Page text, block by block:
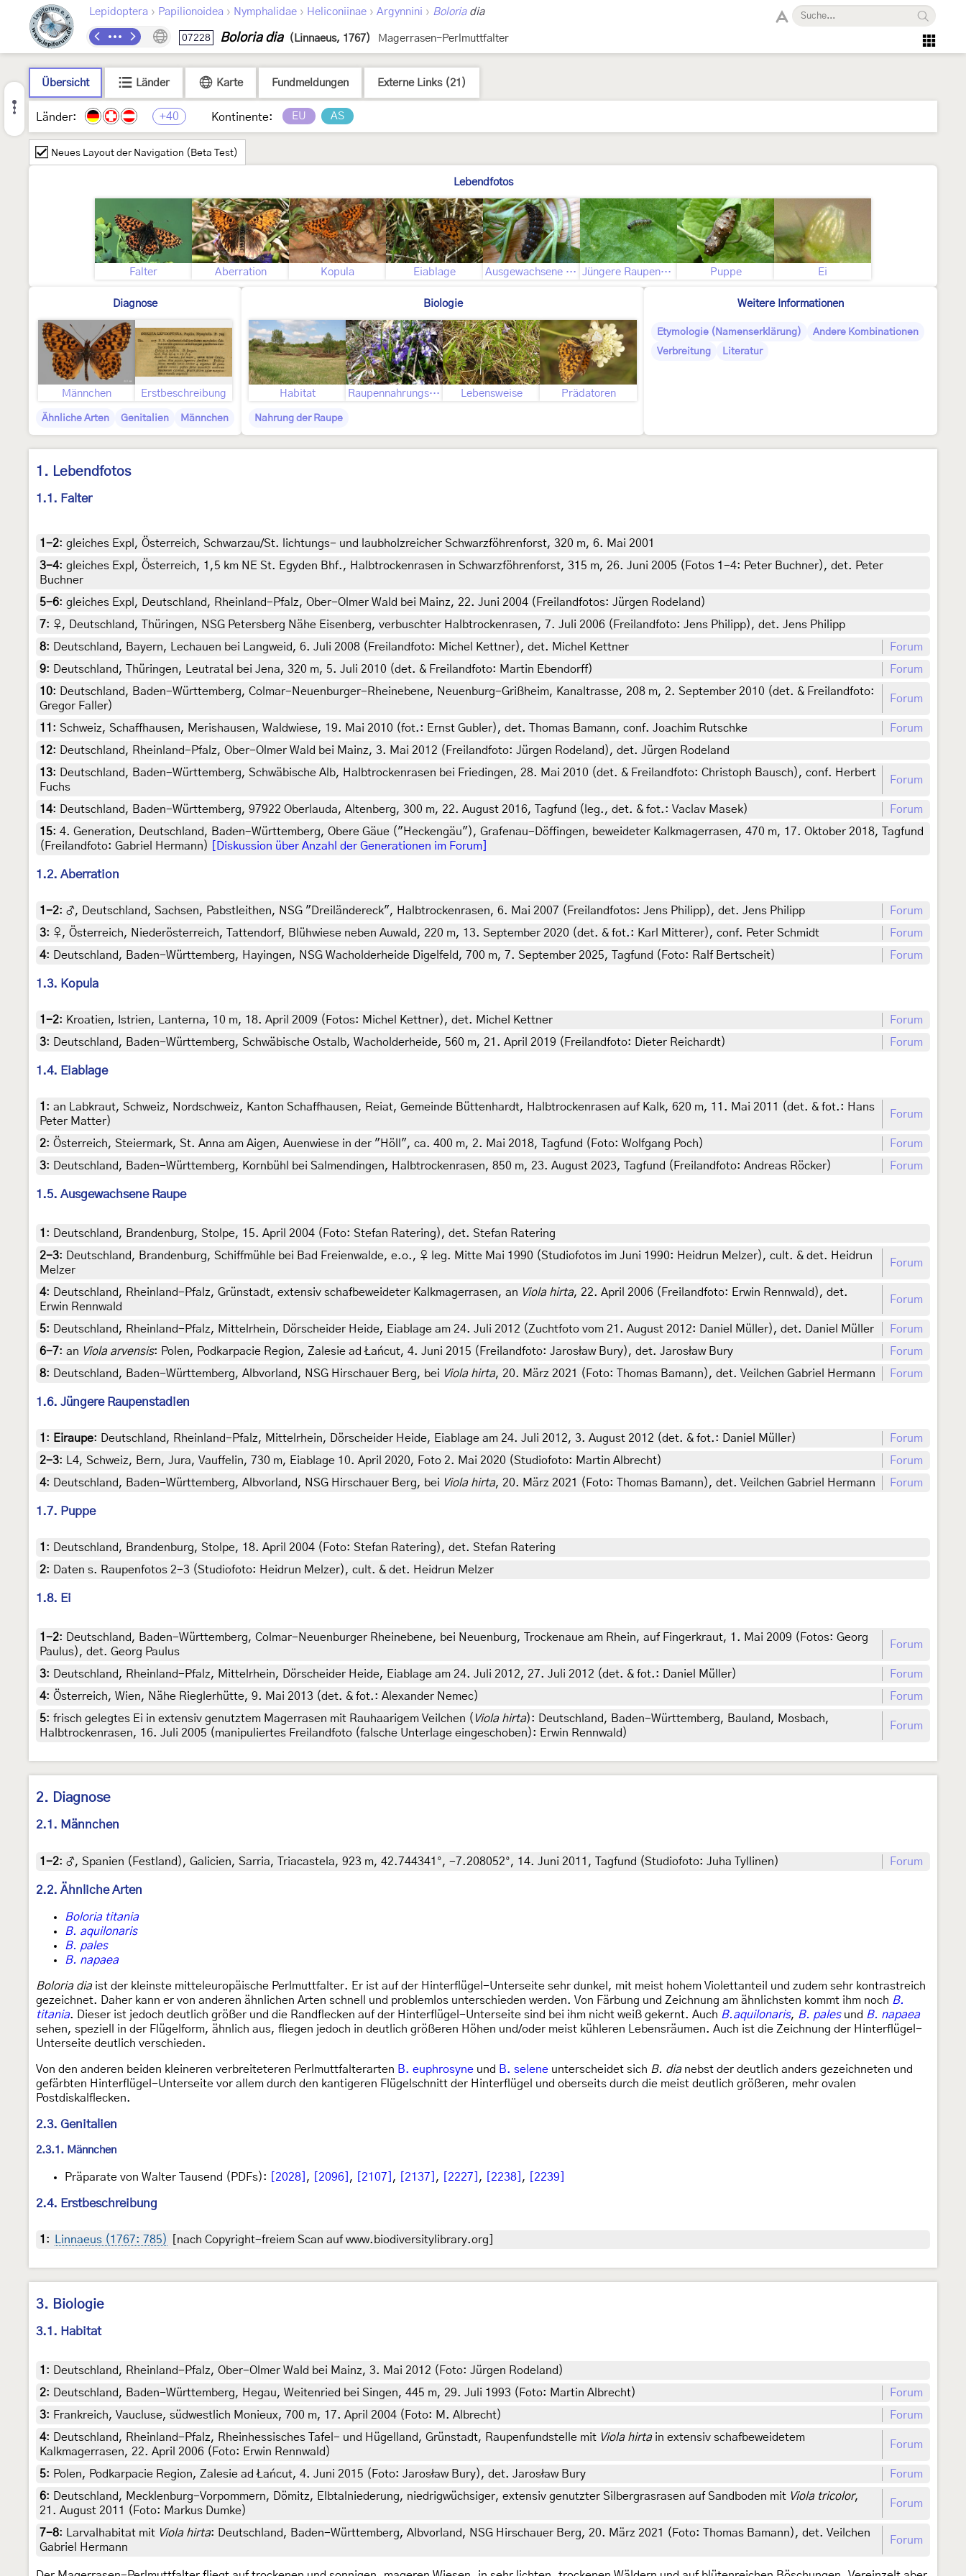
Lepidoptera › Papilionoidea › Nymphalidae › Heliconiinae › Argynnini › Boloriadia
07228 Boloria dia (Linnaeus, 1767) Magerrasen-Perlmuttfalter
Übersicht Länder Karte Fundmeldungen Externe Links (21)
Länder: +40 Kontinente: EU AS
Neues Layout der Navigation (Beta Test)
Lebendfotos
Falter Aberration Kopula Eiablage Ausgewachsene Raupe Jüngere Raupenstadien Puppe Ei
Diagnose
Männchen Erstbeschreibung
Ähnliche Arten Genitalien Männchen
Biologie
Habitat Raupennahrungspflanzen Lebensweise Prädatoren
Nahrung der Raupe
Weitere Informationen
Etymologie (Namenserklärung)
Andere Kombinationen
Verbreitung
Literatur
1. Lebendfotos
1.1. Falter
1-2: gleiches Expl, Österreich, Schwarzau/St. lichtungs- und laubholzreicher Schwarzföhrenforst, 320 m, 6. Mai 2001
3-4: gleiches Expl, Österreich, 1,5 km NE St. Egyden Bhf., Halbtrockenrasen in Schwarzföhrenforst, 315 m, 26. Juni 2005 (Fotos 1-4: Peter Buchner), det. Peter
Buchner
5-6: gleiches Expl, Deutschland, Rheinland-Pfalz, Ober-Olmer Wald bei Mainz, 22. Juni 2004 (Freilandfotos: Jürgen Rodeland)
7: ♀, Deutschland, Thüringen, NSG Petersberg Nähe Eisenberg, verbuschter Halbtrockenrasen, 7. Juli 2006 (Freilandfoto: Jens Philipp), det. Jens Philipp
8: Deutschland, Bayern, Lechauen bei Langweid, 6. Juli 2008 (Freilandfoto: Michel Kettner), det. Michel Kettner
Forum
9: Deutschland, Thüringen, Leutratal bei Jena, 320 m, 5. Juli 2010 (det. & Freilandfoto: Martin Ebendorff)
Forum
10:
Deutschland, Baden-Württemberg, Colmar-Neuenburger-Rheinebene, Neuenburg-Grißheim, Kanaltrasse, 208 m, 2. September 2010 (det. & Freilandfoto:
Gregor Faller)
Forum
11 : Schweiz, Schaffhausen, Merishausen, Waldwiese, 19. Mai 2010 (fot.: Ernst Gubler), det. Thomas Bamann, conf. Joachim Rutschke
Forum
12:
Deutschland, Rheinland-Pfalz, Ober-Olmer Wald bei Mainz, 3. Mai 2012 (Freilandfoto: Jürgen Rodeland), det. Jürgen Rodeland
13:
Deutschland, Baden-Württemberg, Schwäbische Alb, Halbtrockenrasen bei Friedingen, 28. Mai 2010 (det. & Freilandfoto: Christoph Bausch), conf. Herbert
Fuchs
Forum
14: Deutschland, Baden-Württemberg, 97922 Oberlauda, Altenberg, 300 m, 22. August 2016, Tagfund (leg., det. & fot.: Vaclav Masek)
Forum
15: 4. Generation, Deutschland, Baden-Württemberg, Obere Gäue ("Heckengäu"), Grafenau-Döffingen, beweideter Kalkmagerrasen, 470 m, 17. Oktober 2018, Tagfund
(Freilandfoto: Gabriel Hermann)
[Diskussion über Anzahl der Generationen im Forum]
1.2. Aberration
1-2: ♂, Deutschland, Sachsen, Pabstleithen, NSG "Dreiländereck", Halbtrockenrasen, 6. Mai 2007 (Freilandfotos: Jens Philipp), det. Jens Philipp
Forum
3: ♀, Österreich, Niederösterreich, Tattendorf, Blühwiese neben Auwald, 220 m, 13. September 2020 (det. & fot.: Karl Mitterer), conf. Peter Schmidt
Forum
4: Deutschland, Baden-Württemberg, Hayingen, NSG Wacholderheide Digelfeld, 700 m, 7. September 2025, Tagfund (Foto: Ralf Bertscheit) Forum
1.3. Kopula
1-2: Kroatien, Istrien, Lanterna, 10 m, 18. April 2009 (Fotos: Michel Kettner), det. Michel Kettner
Forum
3: Deutschland, Baden-Württemberg, Schwäbische Ostalb, Wacholderheide, 560 m, 21. April 2019 (Freilandfoto: Dieter Reichardt) Forum
1.4. Eiablage
1 : an Labkraut, Schweiz, Nordschweiz, Kanton Schaffhausen, Reiat, Gemeinde Büttenhardt, Halbtrockenrasen auf Kalk, 620 m, 11. Mai 2011 (det. & fot.: Hans
Peter Matter)
Forum
2: Österreich, Steiermark, St. Anna am Aigen, Auenwiese in der "Höll", ca. 400 m, 2. Mai 2018, Tagfund (Foto: Wolfgang Poch)
Forum
3: Deutschland, Baden-Württemberg, Kornbühl bei Salmendingen, Halbtrockenrasen, 850 m, 23. August 2023, Tagfund (Freilandfoto: Andreas Röcker) Forum
1.5. Ausgewachsene Raupe
1 : Deutschland, Brandenburg, Stolpe, 15. April 2004 (Foto: Stefan Ratering), det. Stefan Ratering
2-3: Deutschland, Brandenburg, Schiffmühle bei Bad Freienwalde, e.o., ♀ leg. Mitte Mai 1990 (Studiofotos im Juni 1990: Heidrun Melzer), cult. & det. Heidrun
Melzer
Forum
4: Deutschland, Rheinland-Pfalz, Grünstadt, extensiv schafbeweideter Kalkmagerrasen, an Viola hirta, 22. April 2006 (Freilandfoto: Erwin Rennwald), det.
Erwin Rennwald
Forum
5: Deutschland, Rheinland-Pfalz, Mittelrhein, Dörscheider Heide, Eiablage am 24. Juli 2012 (Zuchtfoto vom 21. August 2012: Daniel Müller), det. Daniel Müller
Forum
6-7: an Viola arvensis: Polen, Podkarpacie Region, Zalesie ad Łańcut, 4. Juni 2015 (Freilandfoto: Jarosław Bury), det. Jarosław Bury
Forum
8: Deutschland, Baden-Württemberg, Albvorland, NSG Hirschauer Berg, bei Viola hirta, 20. März 2021 (Foto: Thomas Bamann), det. Veilchen Gabriel Hermann Forum
1.6. Jüngere Raupenstadien
1 : Eiraupe: Deutschland, Rheinland-Pfalz, Mittelrhein, Dörscheider Heide, Eiablage am 24. Juli 2012, 3. August 2012 (det. & fot.: Daniel Müller)
Forum
2-3: L4, Schweiz, Bern, Jura, Vauffelin, 730 m, Eiablage 10. April 2020, Foto 2. Mai 2020 (Studiofoto: Martin Albrecht)
Forum
4: Deutschland, Baden-Württemberg, Albvorland, NSG Hirschauer Berg, bei Viola hirta, 20. März 2021 (Foto: Thomas Bamann), det. Veilchen Gabriel Hermann Forum
1.7. Puppe
1 : Deutschland, Brandenburg, Stolpe, 18. April 2004 (Foto: Stefan Ratering), det. Stefan Ratering
2: Daten s. Raupenfotos 2-3 (Studiofoto: Heidrun Melzer), cult. & det. Heidrun Melzer
1.8. Ei
1-2: Deutschland, Baden-Württemberg, Colmar-Neuenburger Rheinebene, bei Neuenburg, Trockenaue am Rhein, auf Fingerkraut, 1. Mai 2009 (Fotos: Georg
Paulus), det. Georg Paulus
Forum
3: Deutschland, Rheinland-Pfalz, Mittelrhein, Dörscheider Heide, Eiablage am 24. Juli 2012, 27. Juli 2012 (det. & fot.: Daniel Müller)
Forum
4: Österreich, Wien, Nähe Rieglerhütte, 9. Mai 2013 (det. & fot.: Alexander Nemec)
Forum
5: frisch gelegtes Ei in extensiv genutztem Magerrasen mit Rauhaarigem Veilchen ( Viola hirta): Deutschland, Baden-Württemberg, Bauland, Mosbach,
Halbtrockenrasen, 16. Juli 2005 (manipuliertes Freilandfoto (falsche Unterlage eingeschoben): Erwin Rennwald)
Forum
2. Diagnose
2.1. Männchen
1-2: ♂, Spanien (Festland), Galicien, Sarria, Triacastela, 923 m, 42.744341°, -7.208052°, 14. Juni 2011, Tagfund (Studiofoto: Juha Tyllinen) Forum
2.2. Ähnliche Arten
Boloria titania
B. aquilonaris
B. pales
B. napaea
Boloria diaist der kleinste mitteleuropäische Perlmuttfalter. Er ist auf der Hinterflügel-Unterseite sehr dunkel, mit meist hohem Violettanteil und zudem sehr kontrastreich
gezeichnet. Daher kann er von anderen ähnlichen Arten schnell und problemlos unterschieden werden. Von Färbung und Zeichnung am ähnlichsten kommt ihm noch B.
titania. Dieser ist jedoch deutlich größer und die Randflecken auf der Hinterflügel-Unterseite sind bei ihm nicht weiß gekernt. Auch B.aquilonaris, B. palesund B. napaea
sehen, speziell in der Flügelform, ähnlich aus, fliegen jedoch in deutlich größeren Höhen und/oder meist kühleren Lebensräumen. Auch ist die Zeichnung der Hinterflügel-
Unterseite deutlich verschieden.
Von den anderen beiden kleineren verbreiteteren Perlmuttfalterarten B. euphrosyne und B. selene unterscheidet sich B. dianebst der deutlich anders gezeichneten und
gefärbten Hinterflügel-Unterseite vor allem durch den kantigeren Flügelschnitt der Hinterflügel und oberseits durch die meist deutlich größeren, mehr ovalen
Postdiskalflecken.
2.3. Genitalien
2.3.1. Männchen
Präparate von Walter Tausend (PDFs): [2028] , [2096] , [2107] , [2137] , [2227] , [2238] , [2239]
2.4. Erstbeschreibung
1 : Linnaeus (1767: 785) [nach Copyright-freiem Scan auf www.biodiversitylibrary.org]
3. Biologie
3.1. Habitat
1 :
Deutschland, Rheinland-Pfalz, Ober-Olmer Wald bei Mainz, 3. Mai 2012 (Foto: Jürgen Rodeland)
2: Deutschland, Baden-Württemberg, Hegau, Weitenried bei Singen, 445 m, 29. Juli 1993 (Foto: Martin Albrecht)
Forum
3: Frankreich, Vaucluse, südwestlich Monieux, 700 m, 17. April 2004 (Foto: M. Albrecht)
Forum
4: Deutschland, Rheinland-Pfalz, Rheinhessisches Tafel- und Hügelland, Grünstadt, Raupenfundstelle mit Viola hirtain extensiv schafbeweidetem
Kalkmagerrasen, 22. April 2006 (Foto: Erwin Rennwald)
Forum
5: Polen, Podkarpacie Region, Zalesie ad Łańcut, 4. Juni 2015 (Foto: Jarosław Bury), det. Jarosław Bury
Forum
6: Deutschland, Mecklenburg-Vorpommern, Dömitz, Elbtalniederung, niedrigwüchsiger, extensiv genutzter Silbergrasrasen auf Sandboden mit Viola tricolor,
21. August 2011 (Foto: Markus Dumke)
Forum
7-8: Larvalhabitat mit Viola hirta: Deutschland, Baden-Württemberg, Albvorland, NSG Hirschauer Berg, 20. März 2021 (Foto: Thomas Bamann), det. Veilchen
Gabriel Hermann
Forum